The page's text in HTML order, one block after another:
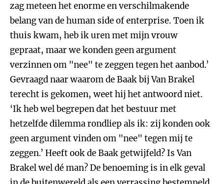
zag meteen het enorme en verschilmakende
belang van de human side of enterprise. Toen ik
thuis kwam, heb ik uren met mijn vrouw
gepraat, maar we konden geen argument
verzinnen om "nee" te zeggen tegen het aanbod.’
Gevraagd naar waarom de Baak bij Van Brakel
terecht is gekomen, weet hij het antwoord niet.
‘Ik heb wel begrepen dat het bestuur met
hetzelfde dilemma rondliep als ik: zij konden ook
geen argument vinden om "nee" tegen mij te
zeggen.’ Heeft ook de Baak getwijfeld? Is Van
Brakel wel dé man? De benoeming is in elk geval